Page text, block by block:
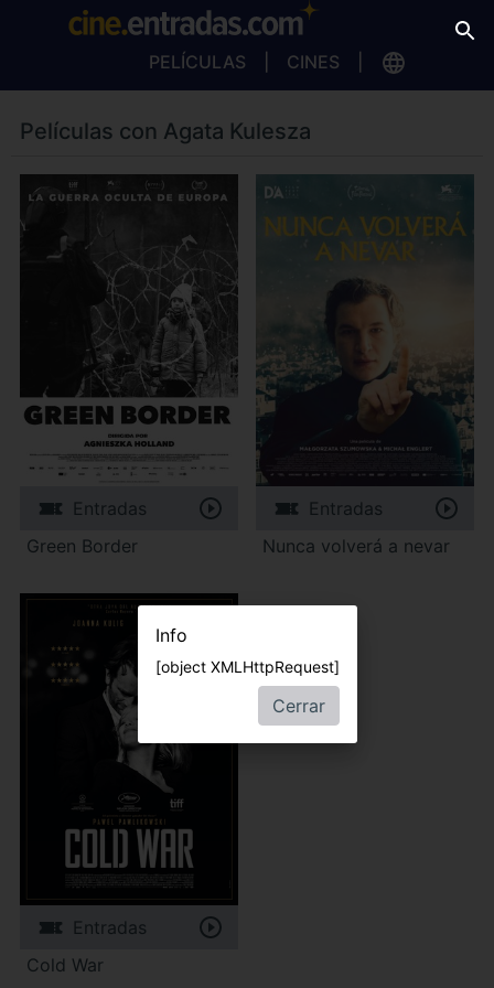
PELÍCULAS CINES
Películas con Agata Kulesza
Entradas
Green Border
Entradas
Nunca volverá a nevar
Entradas
Cold War
Info
[object XMLHttpRequest]
Cerrar